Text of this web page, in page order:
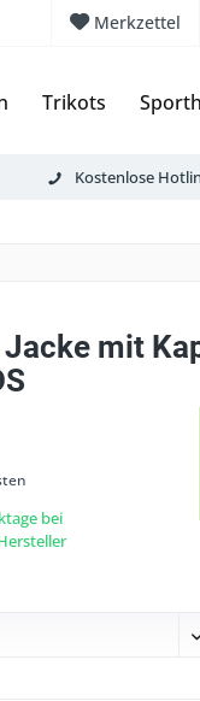
Merkzettel
Trikots
Kostenlose
mit
bei